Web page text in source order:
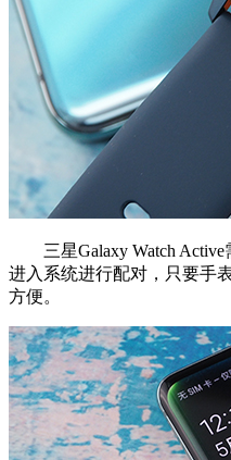
三星Galaxy Watch Active
进入系统进行配对，只要手
方便。